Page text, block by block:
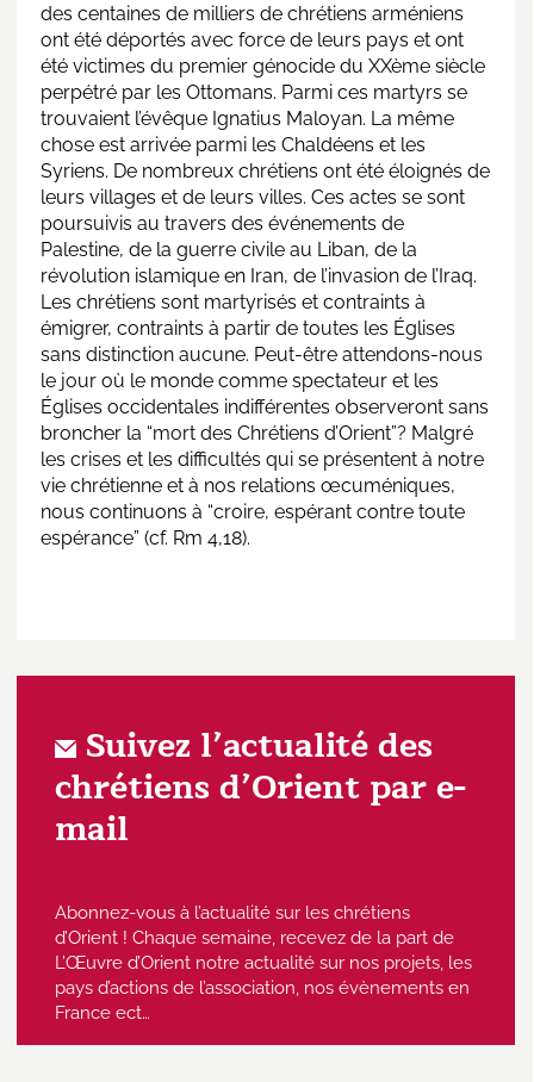
des centaines de milliers de chrétiens arméniens
ont été déportés avec force de leurs pays et ont
été victimes du premier génocide du XXème siècle
perpétré par les Ottomans. Parmi ces martyrs se
trouvaient l’évêque Ignatius Maloyan. La même
chose est arrivée parmi les Chaldéens et les
Syriens. De nombreux chrétiens ont été éloignés de
leurs villages et de leurs villes. Ces actes se sont
poursuivis au travers des événements de
Palestine, de la guerre civile au Liban, de la
révolution islamique en Iran, de l’invasion de l’Iraq.
Les chrétiens sont martyrisés et contraints à
émigrer, contraints à partir de toutes les Églises
sans distinction aucune. Peut-être attendons-nous
le jour où le monde comme spectateur et les
Églises occidentales indifférentes observeront sans
broncher la “mort des Chrétiens d’Orient”? Malgré
les crises et les difficultés qui se présentent à notre
vie chrétienne et à nos relations œcuméniques,
nous continuons à “croire, espérant contre toute
espérance” (cf. Rm 4,18).
Suivez l’actualité des
chrétiens d’Orient par e-
mail
Abonnez-vous à l’actualité sur les chrétiens
d’Orient ! Chaque semaine, recevez de la part de
L’Œuvre d’Orient notre actualité sur nos projets, les
pays d’actions de l’association, nos évènements en
France ect…